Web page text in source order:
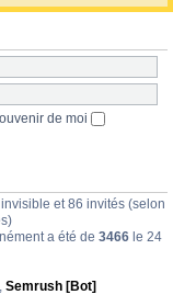
de moi
et 86 invités (selon
a été de 3466 le 24
, Semrush [Bot]